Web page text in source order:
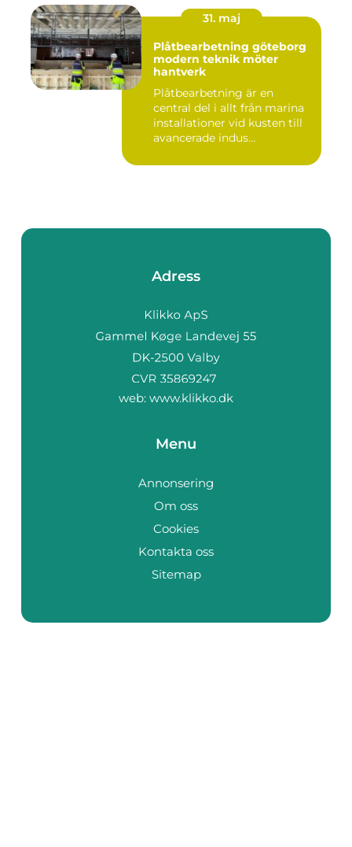
31. maj
Plåtbearbetning göteborg
modern teknik möter
hantverk
Plåtbearbetning är en
central del i allt från marina
installationer vid kusten till
avancerade indus...
Adress
web: www.klikko.dk
Menu
Annonsering
Om oss
Cookies
Kontakta oss
Sitemap